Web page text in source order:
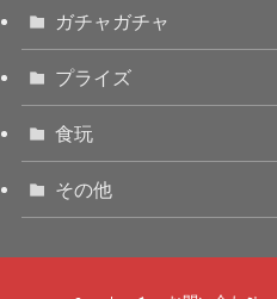
ガチャガチャ
プライズ
食玩
その他